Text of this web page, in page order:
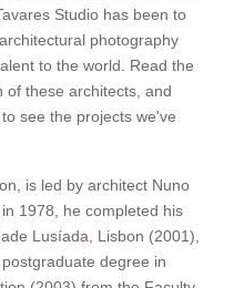
Studio has been to
photography
to the world. Read the
of these architects, and
see the projects we've
is led by architect Nuno
1978, he completed his
Lusíada, Lisbon (2001),
degree in